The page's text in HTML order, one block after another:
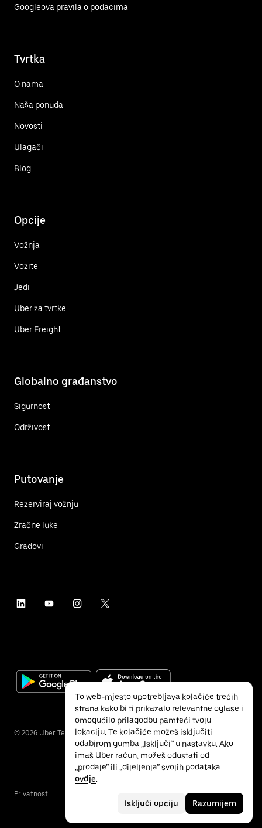
Googleova pravila o podacima
Tvrtka
O nama
Naša ponuda
Novosti
Ulagači
Blog
Opcije
Vožnja
Vozite
Jedi
Uber za tvrtke
Uber Freight
Globalno građanstvo
Sigurnost
Održivost
Putovanje
Rezerviraj vožnju
Zračne luke
Gradovi
© 2026 Uber Technologies Inc.
Privatnost
To web-mjesto upotrebljava kolačiće trećih
strana kako bi ti prikazalo relevantne oglase i
omogućilo prilagodbu pamteći tvoju
lokaciju. Te kolačiće možeš isključiti
odabirom gumba „Isključi” u nastavku. Ako
imaš Uber račun, možeš odustati od
„prodaje” ili „dijeljenja” svojih podataka
ovdje.
Isključi opciju Razumijem